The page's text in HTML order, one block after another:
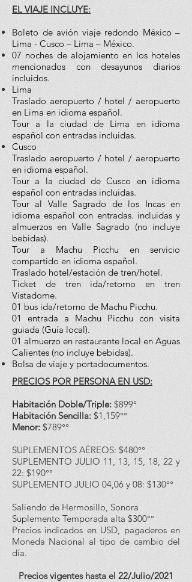
​EL VIAJE INCLUYE:
Boleto de avión viaje redondo México –
Lima - Cusco – Lima – México.
07 noches de alojamiento en los hoteles
mencionados con desayunos diarios
incluidos.
Lima
Traslado aeropuerto / hotel / aeropuerto
en Lima en idioma español.
Tour a la ciudad de Lima en idioma
español con entradas incluidas.
Cusco
Traslado aeropuerto / hotel / aeropuerto
en idioma español.
Tour a la ciudad de Cusco en idioma
español con entradas incluidas.
Tour al Valle Sagrado de los Incas en
idioma español con entradas. incluidas y
almuerzos en Valle Sagrado (no incluye
bebidas).
Tour a Machu Picchu en servicio
compartido en idioma español.
Traslado hotel/estación de tren/hotel.
Ticket de tren ida/retorno en tren
Vistadome.
01 bus ida/retorno de Machu Picchu.
01 entrada a Machu Picchu con visita
guiada (Guía local).
01 almuerzo en restaurante local en Aguas
Calientes (no incluye bebidas).
Bolsa de viaje y portadocumentos.
PRECIOS POR PERSONA EN USD:
Habitación Doble/Triple: $899°
Habitación Sencilla: $1,159°°
Menor: $789°°
SUPLEMENTOS AÉREOS: $480°°
SUPLEMENTO JULIO 11, 13, 15, 18, 22 y
22: $190°°
SUPLEMENTO JULIO 04,06 y 08: $130°°
Saliendo de Hermosillo, Sonora
Suplemento Temporada alta $300°°
Precios indicados en USD, pagaderos en
Moneda Nacional al tipo de cambio del
día.
Precios vigentes hasta el 22/Julio/2021